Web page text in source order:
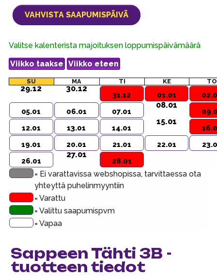
Valitse kalenterista majoituksen loppumispäivämäärä
SU MA TI KE TO
29.12 30.12
31.12 01.01
05.01
06.01 07.01
08.01
12.01
13.01 14.01
15.01
19.01
20.01 21.01 22.01
26.01
27.01
28.01
= Ei varattavissa webshopissa, tarvittaessa ota
yhteyttä puhelinmyyntiin
= Varattu
= Valittu saapumispvm
= Vapaa
Sappeen Tähti 3B -
tuotteen tiedot